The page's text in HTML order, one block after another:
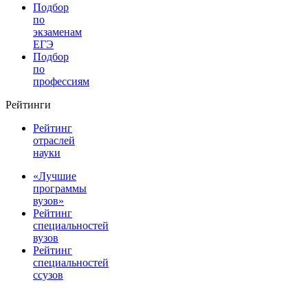
Подбор
по
экзаменам
ЕГЭ
Подбор
по
профессиям
Рейтинги
Рейтинг
отраслей
науки
«Лучшие
программы
вузов»
Рейтинг
специальностей
вузов
Рейтинг
специальностей
ссузов